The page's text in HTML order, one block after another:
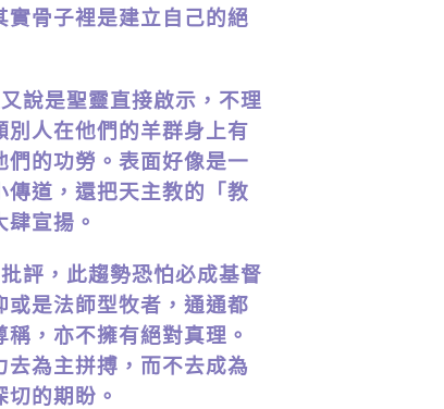
骨子裡是建立自己的絕
說是聖靈直接啟示，不理
人在他們的羊群身上有
的功勞。表面好像是一
道，還把天主教的「教
宣揚。
評，此趨勢恐怕必成基督
是法師型牧者，通通都
，亦不擁有絕對真理。
為主拼搏，而不去成為
的期盼。